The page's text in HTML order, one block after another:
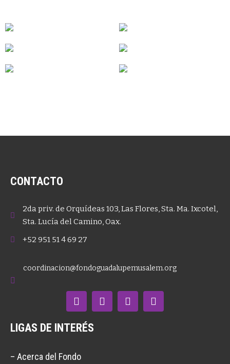
CONTACTO
2da priv. de Orquídeas 103, Las Flores, Sta. Ma. Ixcotel,
Sta. Lucía del Camino, Oax.
+52 951 51 4 69 27
coordinacion@fondoguadalupemusalem.org
LIGAS DE INTERÉS
– Acerca del Fondo